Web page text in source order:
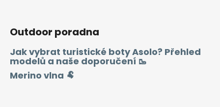
Outdoor poradna
Jak vybrat turistické boty Asolo? Přehled
modelů a naše doporučení 🥾
Merino vlna 🐏